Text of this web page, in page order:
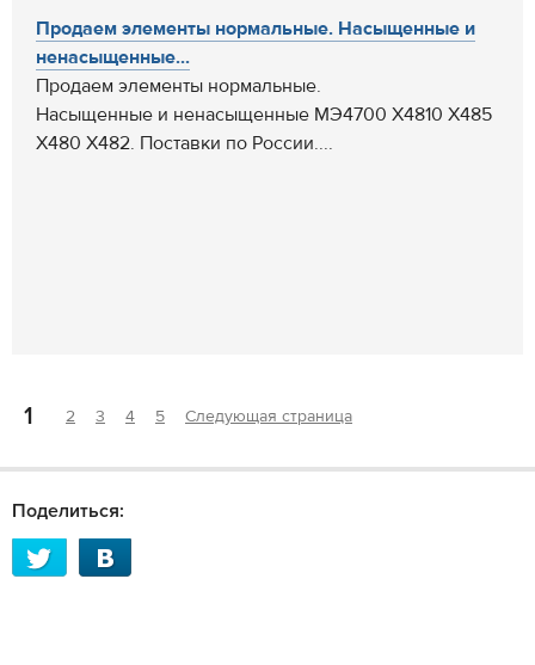
Продаем элементы нормальные. Насыщенные и
ненасыщенные...
Продаем элементы нормальные.
Насыщенные и ненасыщенные МЭ4700 Х4810 Х485
Х480 Х482. Поставки по России....
1 2 3 4 5 Следующая страница
Поделиться: